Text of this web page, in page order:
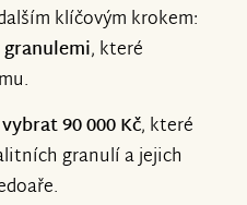
klíčovým krokem:
, které
90 000 Kč, které
granulí a jejich